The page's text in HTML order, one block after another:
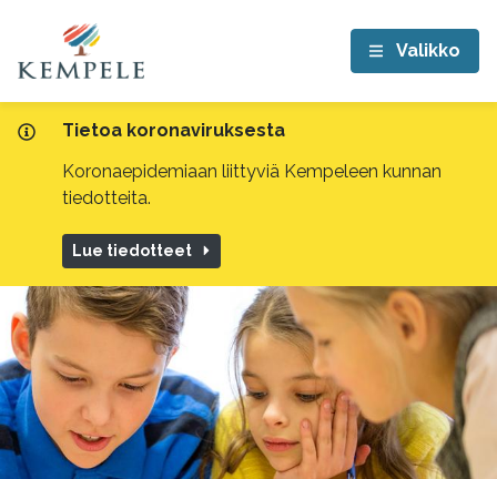
Tietoa koronaviruksesta
Koronaepidemiaan liittyviä Kempeleen kunnan
tiedotteita.
Lue tiedotteet
Valikko